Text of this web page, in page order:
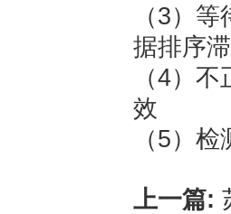
（3）
据排序
（4）
效
（5）
上一篇: